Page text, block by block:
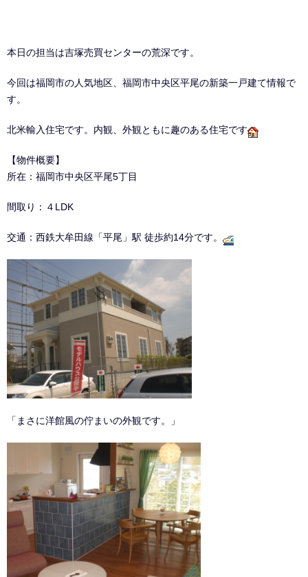
本日の担当は吉塚売買センターの荒深です。
今回は福岡市の人気地区、福岡市中央区平尾の新築一戸建て情報で
す。
北米輸入住宅です。内観、外観ともに趣のある住宅です
【物件概要】
所在：福岡市中央区平尾5丁目
間取り：４LDK
交通：西鉄大牟田線「平尾」駅 徒歩約14分です。
「まさに洋館風の佇まいの外観です。」